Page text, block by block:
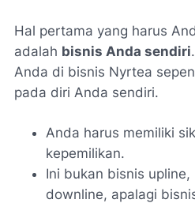
Hal pertama yang harus
adalah bisnis Anda sendiri
Anda di bisnis Nyrtea
pada diri Anda sendiri.
Anda harus memiliki
kepemilikan.
Ini bukan bisnis
downline, apalagi